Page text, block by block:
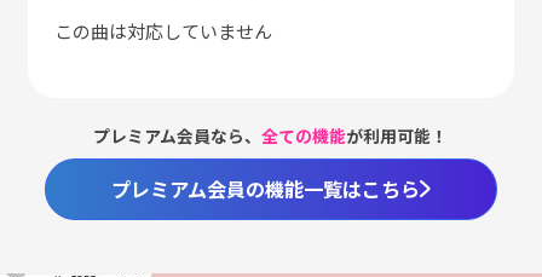
この曲は対応していません
プレミアム会員なら、全ての機能が利用可能！
プレミアム会員の機能一覧はこちら